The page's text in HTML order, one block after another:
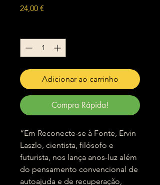
24,00 €
Adicionar ao carrinho
Compra Rápida!
“Em Reconecte-se à Fonte, Ervin
Laszlo, cientista, filósofo e
futurista, nos lança anos-luz além
do pensamento convencional de
autoajuda e de recuperação,